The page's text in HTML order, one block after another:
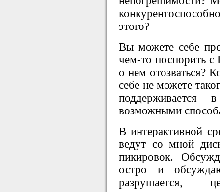
этого?
Вы можете себе
чем-то поспорить с
о нем отозваться?
себе не можете
возможными
В интерактивной
ведут со мной
пикировок.
остро и
разрушается,